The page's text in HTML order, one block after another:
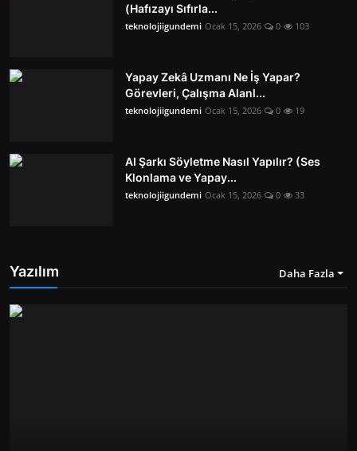
(Hafızayı Sıfırla...
teknolojiigundemi Ocak 15, 2026 0 103
Yapay Zekâ Uzmanı Ne İş Yapar?
Görevleri, Çalışma Alanl...
teknolojiigundemi Ocak 15, 2026 0 19
AI Şarkı Söyletme Nasıl Yapılır? (Ses
Klonlama ve Yapay...
teknolojiigundemi Ocak 15, 2026 0 33
Yazılım Daha Fazla